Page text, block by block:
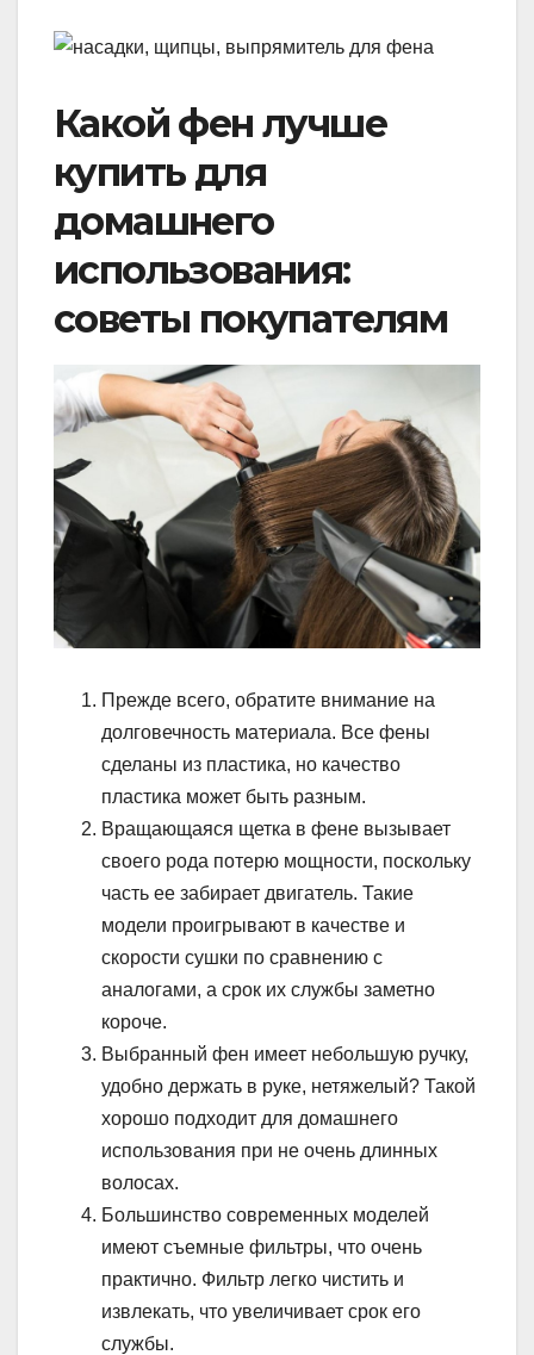
Какой фен лучше
купить для
домашнего
использования:
советы покупателям
Прежде всего, обратите внимание на
долговечность материала. Все фены
сделаны из пластика, но качество
пластика может быть разным.
Вращающаяся щетка в фене вызывает
своего рода потерю мощности, поскольку
часть ее забирает двигатель. Такие
модели проигрывают в качестве и
скорости сушки по сравнению с
аналогами, а срок их службы заметно
короче.
Выбранный фен имеет небольшую ручку,
удобно держать в руке, нетяжелый? Такой
хорошо подходит для домашнего
использования при не очень длинных
волосах.
Большинство современных моделей
имеют съемные фильтры, что очень
практично. Фильтр легко чистить и
извлекать, что увеличивает срок его
службы.